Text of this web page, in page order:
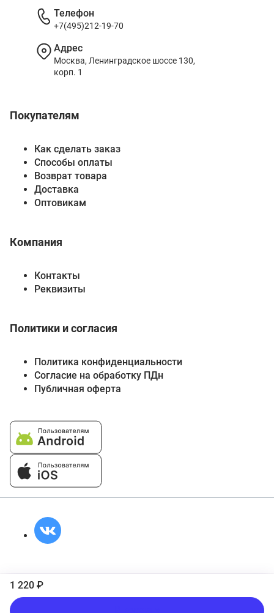
1 220 ₽
Покупателям
Как сделать заказ
Способы оплаты
Возврат товара
Доставка
Оптовикам
Компания
Контакты
Реквизиты
Политики и согласия
Политика конфиденциальности
Согласие на обработку ПДн
Публичная оферта
Телефон
+7(495)212-19-70
Адрес
Москва, Ленинградское шоссе 130,
корп. 1